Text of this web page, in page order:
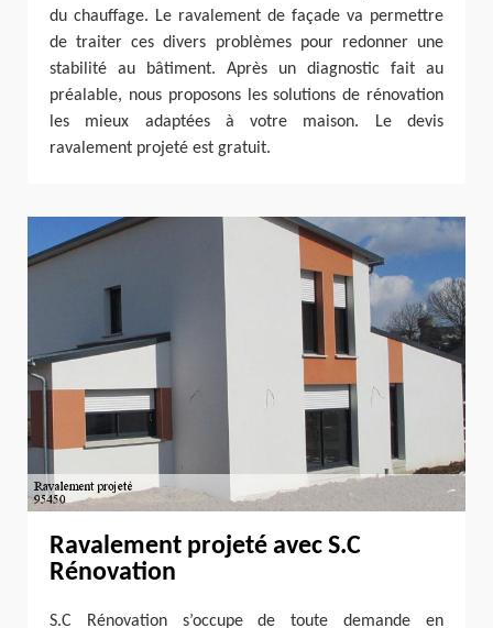
du chauffage. Le ravalement de façade va permettre
de traiter ces divers problèmes pour redonner une
stabilité au bâtiment. Après un diagnostic fait au
préalable, nous proposons les solutions de rénovation
les mieux adaptées à votre maison. Le devis
ravalement projeté est gratuit.
Ravalement projeté avec S.C
Rénovation
S.C Rénovation s’occupe de toute demande en